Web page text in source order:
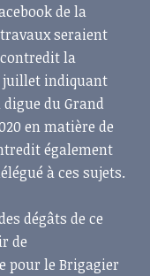
de la
seraient
la
juillet indiquant
du Grand
en matière de
également
à ces sujets.
dégâts de ce
de
pour le Brigagier